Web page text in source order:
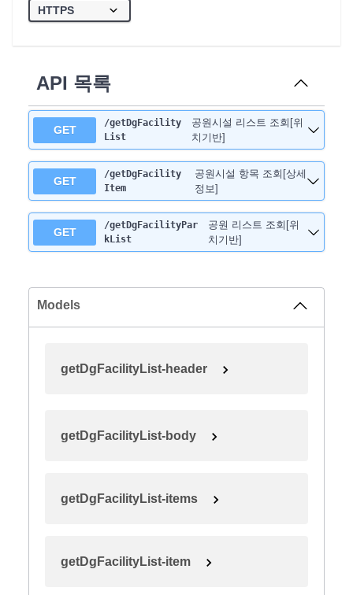
API 목록
GET
/getDgFacility
List
공원시설 리스트 조회[위
치기반]
GET
/getDgFacility
Item
공원시설 항목 조회[상세
정보]
GET
/getDgFacilityPar
kList
공원 리스트 조회[위
치기반]
Models
getDgFacilityList-header
getDgFacilityList-body
getDgFacilityList-items
getDgFacilityList-item